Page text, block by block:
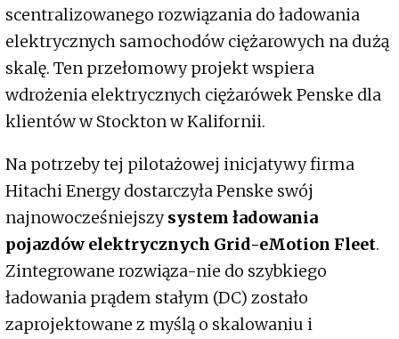
scentralizowanego rozwiązania do ładowania
elektrycznych samochodów ciężarowych na dużą
skalę. Ten przełomowy projekt wspiera
wdrożenia elektrycznych ciężarówek Penske dla
klientów w Stockton w Kalifornii.
Na potrzeby tej pilotażowej inicjatywy firma
Hitachi Energy dostarczyła Penske swój
najnowocześniejszysystem ładowania
pojazdów elektrycznych Grid-eMotion Fleet.
Zintegrowane rozwiąza-nie do szybkiego
ładowania prądem stałym (DC) zostało
zaprojektowane z myślą o skalowaniu i